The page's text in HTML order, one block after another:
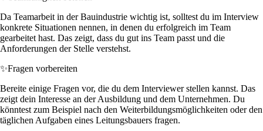
Da Teamarbeit in der Bauindustrie wichtig ist, solltest du im Interview
konkrete Situationen nennen, in denen du erfolgreich im Team
gearbeitet hast. Das zeigt, dass du gut ins Team passt und die
Anforderungen der Stelle verstehst.
✨Fragen vorbereiten
Bereite einige Fragen vor, die du dem Interviewer stellen kannst. Das
zeigt dein Interesse an der Ausbildung und dem Unternehmen. Du
könntest zum Beispiel nach den Weiterbildungsmöglichkeiten oder den
täglichen Aufgaben eines Leitungsbauers fragen.